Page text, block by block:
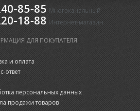
85-85 Многоканальный
18-88 Интернет-магазин
ДЛЯ ПОКУПАТЕЛЯ
и оплата
ответ
персональных данных
продажи товаров